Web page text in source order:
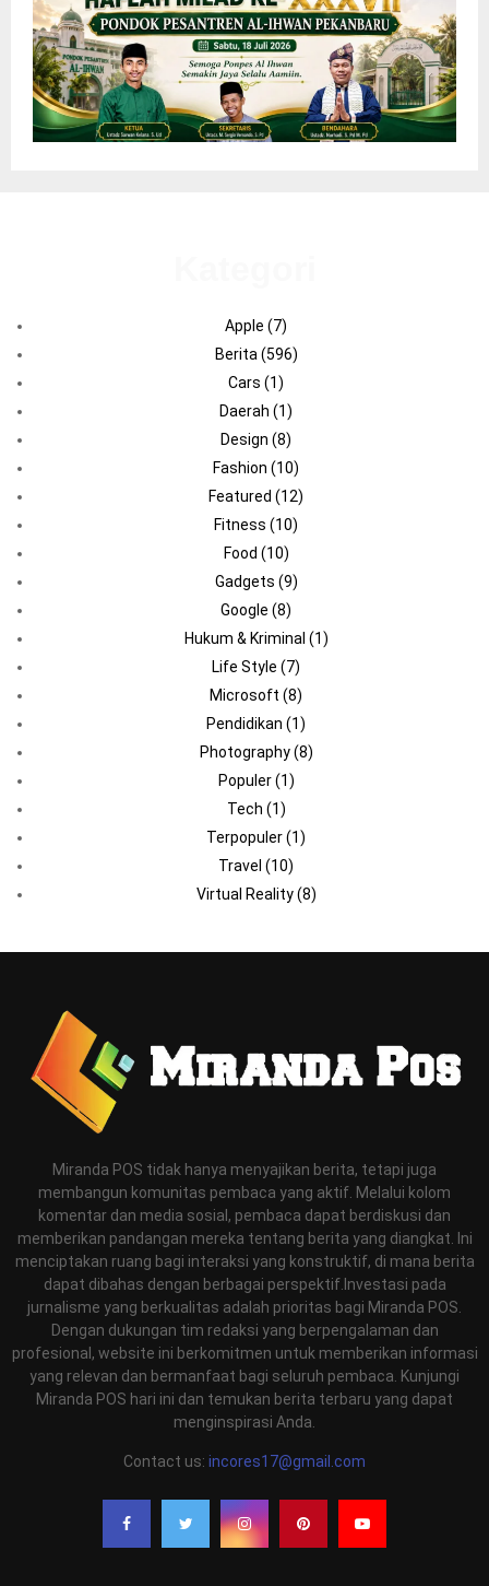
Apple (7)
Berita (596)
Cars (1)
Daerah (1)
Design (8)
Fashion (10)
Featured (12)
Fitness (10)
Food (10)
Gadgets (9)
Google (8)
Hukum & Kriminal (1)
Life Style (7)
Microsoft (8)
Pendidikan (1)
Photography(8)
Populer(1)
Tech (1)
Terpopuler(1)
Travel (10)
Virtual Reality(8)
Miranda POS tidak hanya menyajikan berita, tetapi juga
membangun komunitas pembaca yang aktif. Melalui kolom
komentar dan media sosial, pembaca dapat berdiskusi dan
memberikan pandangan mereka tentang berita yang diangkat. Ini
menciptakan ruang bagi interaksi yang konstruktif, di mana berita
dapat dibahas dengan berbagai perspektif.Investasi pada
jurnalisme yang berkualitas adalah prioritas bagi Miranda POS.
Dengan dukungan tim redaksi yang berpengalaman dan
profesional, website ini berkomitmen untuk memberikan informasi
yang relevan dan bermanfaat bagi seluruh pembaca. Kunjungi
Miranda POS hari ini dan temukan berita terbaru yang dapat
menginspirasi Anda.
Contact us: incores17@gmail.com